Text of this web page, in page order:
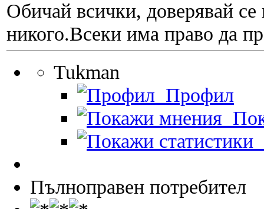
Обичай всички, доверявай
никого.Всеки има право да
Tukman
Профил
Пълноправен потребител